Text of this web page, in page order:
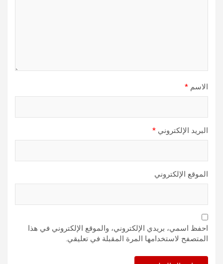
الاسم *
البريد الإلكتروني *
الموقع الإلكتروني
احفظ اسمي، بريدي الإلكتروني، والموقع الإلكتروني في هذا
المتصفح لاستخدامها المرة المقبلة في تعليقي.